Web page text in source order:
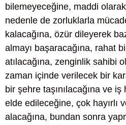
bilemeyeceğine, maddi
nedenle de zorluklarla
kalacağına, özür dileyerek
almayı başaracağına, rahat
atılacağına, zenginlik sahibi
zaman içinde verilecek bir
bir şehre taşınılacağına ve
elde edileceğine, çok hayırlı
alacağına, bundan sonra